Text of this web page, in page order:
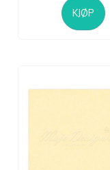
KJØP